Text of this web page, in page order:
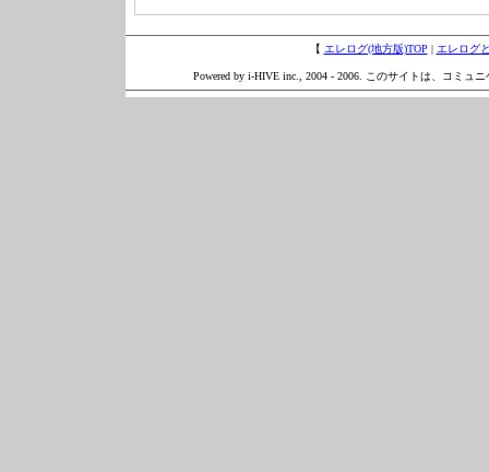
【 エレログ(地方版)TOP | エレログ
Powered by i-HIVE inc., 2004 - 2006. このサイトは、コミュ